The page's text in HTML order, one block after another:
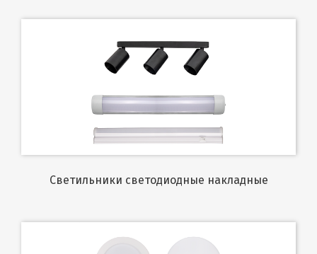
Светильники светодиодные накладные